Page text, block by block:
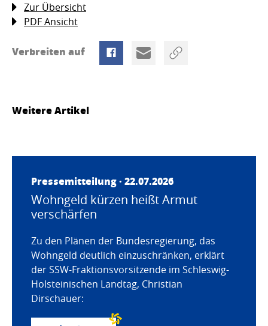
Zur Übersicht
PDF Ansicht
Verbreiten auf
Weitere Artikel
Pressemitteilung · 22.07.2026
Wohngeld kürzen heißt Armut
verschärfen
Zu den Plänen der Bundesregierung, das
Wohngeld deutlich einzuschränken, erklärt
der SSW-Fraktionsvorsitzende im Schleswig-
Holsteinischen Landtag, Christian
Dirschauer: